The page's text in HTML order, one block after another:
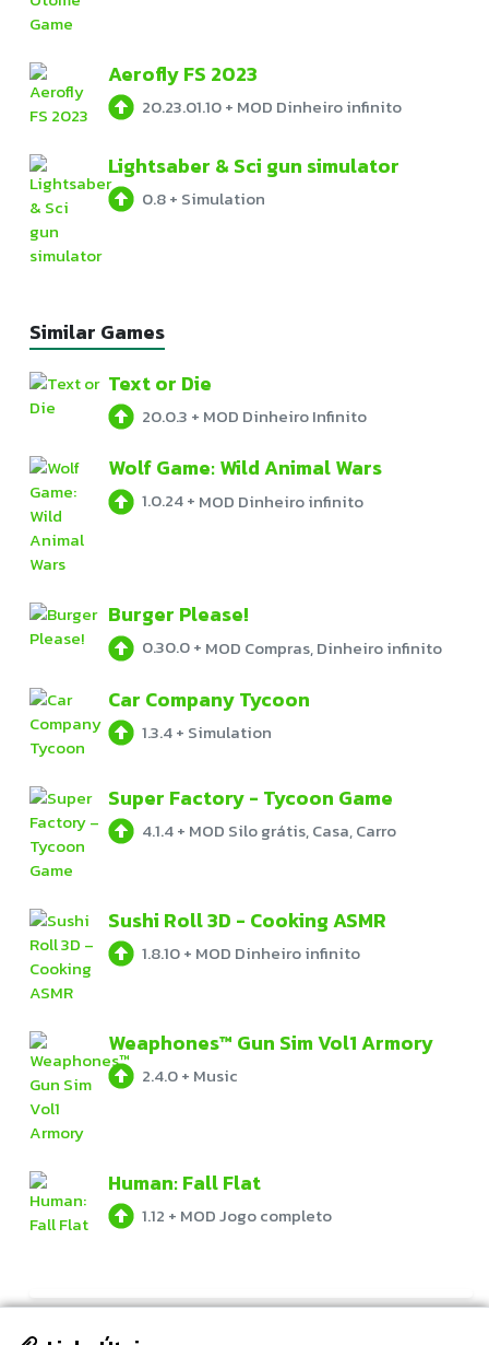
Aerofly FS 2023
20.23.01.10+ MOD Dinheiro infinito
Lightsaber & Sci gun simulator
0.8+ Simulation
Similar Games
Text or Die
20.0.3 + MOD Dinheiro Infinito
Wolf Game: Wild Animal Wars
1.0.24+ MOD Dinheiro infinito
Burger Please!
0.30.0+ MOD Compras, Dinheiro infinito
Car Company Tycoon
1.3.4+ Simulation
Super Factory - Tycoon Game
4.1.4+ MOD Silo grátis, Casa, Carro
Sushi Roll 3D - Cooking ASMR
1.8.10+ MOD Dinheiro infinito
Weaphones™ Gun Sim Vol1 Armory
2.4.0+ Music
Human: Fall Flat
1.12 + MOD Jogo completo